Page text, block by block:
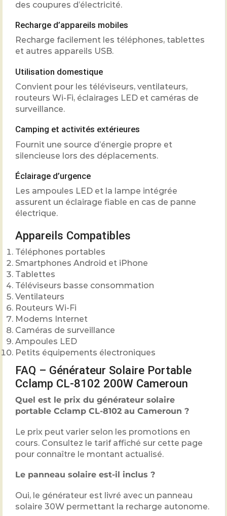
des coupures d’électricité.
Recharge d’appareils mobiles
Recharge facilement les téléphones, tablettes
et autres appareils USB.
Utilisation domestique
Convient pour les téléviseurs, ventilateurs,
routeurs Wi-Fi, éclairages LED et caméras de
surveillance.
Camping et activités extérieures
Fournit une source d’énergie propre et
silencieuse lors des déplacements.
Éclairage d’urgence
Les ampoules LED et la lampe intégrée
assurent un éclairage fiable en cas de panne
électrique.
Appareils Compatibles
Téléphones portables
Smartphones Android et iPhone
Tablettes
Téléviseurs basse consommation
Ventilateurs
Routeurs Wi-Fi
Modems Internet
Caméras de surveillance
Ampoules LED
Petits équipements électroniques
FAQ – Générateur Solaire Portable
Cclamp CL-8102 200W Cameroun
Quel est le prix du générateur solaire
portable Cclamp CL-8102 au Cameroun ?
Le prix peut varier selon les promotions en
cours. Consultez le tarif affiché sur cette page
pour connaître le montant actualisé.
Le panneau solaire est-il inclus ?
Oui, le générateur est livré avec un panneau
solaire 30W permettant la recharge autonome.